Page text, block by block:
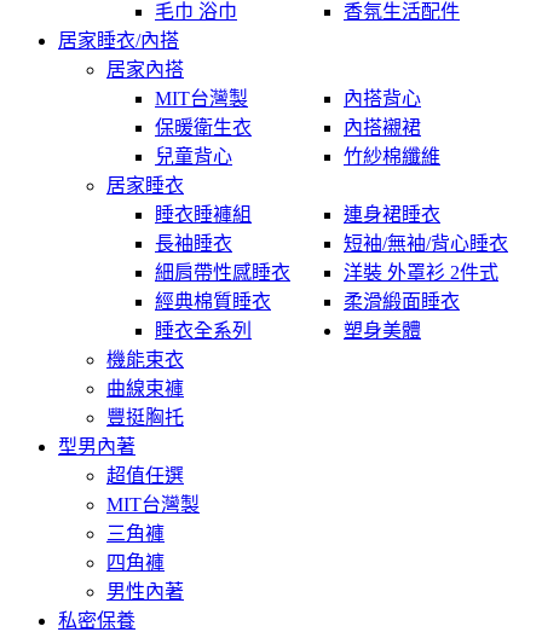
毛巾 浴巾
香氛生活配件
居家睡衣/內搭
居家內搭
MIT台灣製
內搭背心
保暖衛生衣
內搭襯裙
兒童背心
竹紗棉纖維
居家睡衣
睡衣睡褲組
連身裙睡衣
長袖睡衣
短袖/無袖/背心睡衣
細肩帶性感睡衣
洋裝 外罩衫 2件式
經典棉質睡衣
柔滑緞面睡衣
睡衣全系列
塑身美體
機能束衣
曲線束褲
豐挺胸托
型男內著
超值任選
MIT台灣製
三角褲
四角褲
男性內著
私密保養